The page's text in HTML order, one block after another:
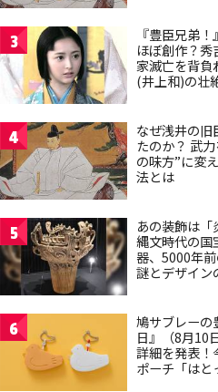
3
『豊臣兄弟
ほぼ創作？
家滅亡を背負
(井上和)の壮
4
なぜ浅井の旧
たのか？ 武
の味方”に変
法とは
5
あの装飾は「
縄文時代の国
器、5000年
謎とデザイン
6
鳩サブレーの
日』（8月10
詳細を発表！
ポーチ「はと